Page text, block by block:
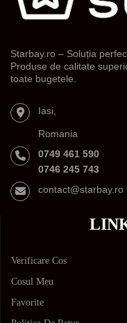
Starbay.ro – Soluția
Produse de calitate
toate bugetele.
Iasi,
Romania
0749 461 590
0746 245 743
contact@starbay.ro
Verificare Cos
Cosul Meu
Favorite